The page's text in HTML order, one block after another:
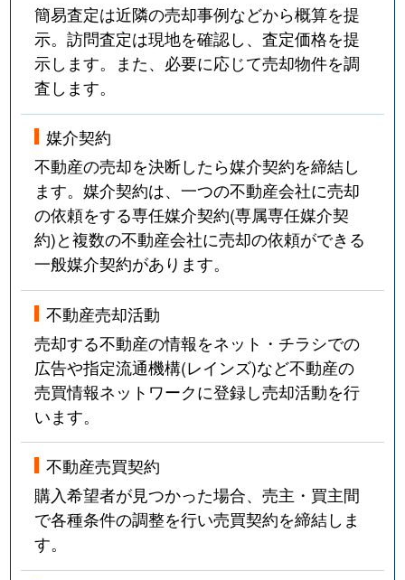
簡易査定は近隣の売却事例などから概算を提
示。訪問査定は現地を確認し、査定価格を提
示します。また、必要に応じて売却物件を調
査します。
媒介契約
不動産の売却を決断したら媒介契約を締結し
ます。媒介契約は、一つの不動産会社に売却
の依頼をする専任媒介契約(専属専任媒介契
約)と複数の不動産会社に売却の依頼ができる
一般媒介契約があります。
不動産売却活動
売却する不動産の情報をネット・チラシでの
広告や指定流通機構(レインズ)など不動産の
売買情報ネットワークに登録し売却活動を行
います。
不動産売買契約
購入希望者が見つかった場合、売主・買主間
で各種条件の調整を行い売買契約を締結しま
す。